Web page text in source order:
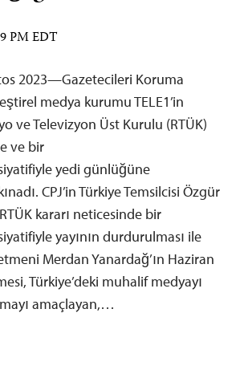
PM EDT
2023—Gazetecileri Koruma
medya kurumu TELE1’in
ve Televizyon Üst Kurulu (RTÜK)
ve bir
yedi günlüğüne
CPJ’in Türkiye Temsilcisi Özgür
kararı neticesinde bir
yayının durdurulması ile
Merdan Yanardağ’ın Haziran
Türkiye’deki muhalif medyayı
amaçlayan,…